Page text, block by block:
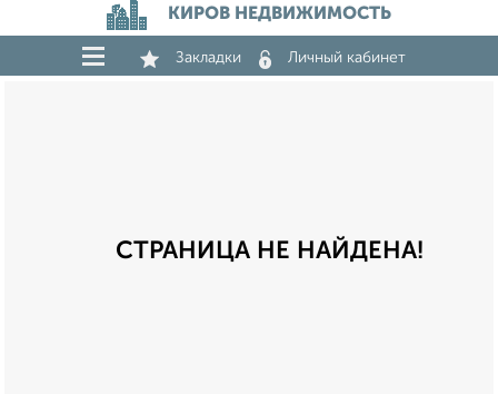
КИРОВ НЕДВИЖИМОСТЬ
Закладки Личный кабинет
СТРАНИЦА НЕ НАЙДЕНА!